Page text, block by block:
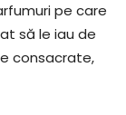
pe care
să le iau de
consacrate,